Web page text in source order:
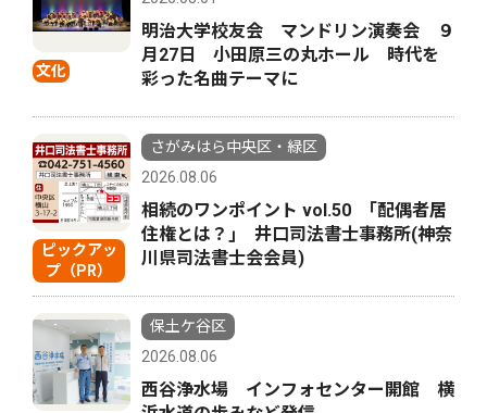
文化
明治大学校友会 マンドリン演奏会 ９
月27日 小田原三の丸ホール 時代を
彩った名曲テーマに
ピックアッ
プ（PR）
さがみはら中央区・緑区
2026.08.06
相続のワンポイント vol.50 ｢配偶者居
住権とは？｣ 井口司法書士事務所(神奈
川県司法書士会会員)
保土ケ谷区
2026.08.06
西谷浄水場 インフォセンター開館 横